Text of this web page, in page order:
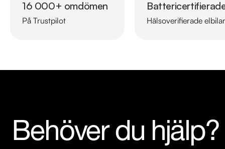
Kontakta anläggningen för mer information.
Välkomna!
16 000+ omdömen
På Trustpilot Hälsoverifierade elbilar
Behöver du hjälp?